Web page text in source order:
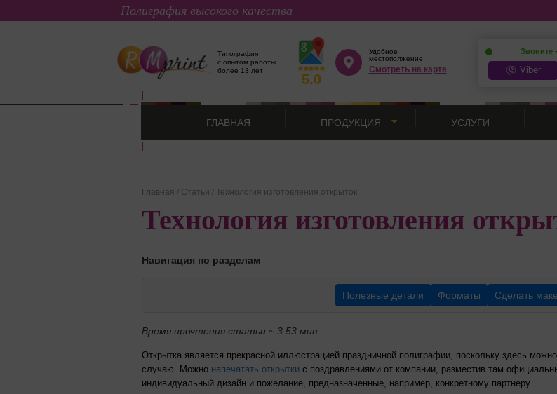
Полиграфия высокого качества
Типография
с опытом работы
более 13 лет
5.0
Удобное
местополжение
Смотреть на карте
Звоните
Viber
ГЛАВНАЯ ПРОДУКЦИЯ УСЛУГИ
Главная / Статьи / Технология изготовления открыток
Технология изготовления
Навигация по разделам
Полезные детали Форматы Сделать
Время прочтения статьи ~ 3.53 мин
Открытка является прекрасной иллюстрацией праздничной полиграфии, поскольку здесь
случаю. Можно напечатать открытки с поздравлениями от компании, разместив там
индивидуальный дизайн и пожелание, предназначенные, например, конкретному партнеру.